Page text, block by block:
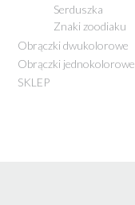
Serduszka
Znaki zoodiaku
Obrączki dwukolorowe
Obrączki jednokolorowe
SKLEP